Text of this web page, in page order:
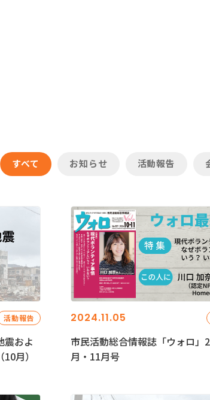
すべて お知らせ 活動報告
活動報告
震およ
月）
2024.11.05
市民活動総合情報誌「ウォロ」
月・11月号